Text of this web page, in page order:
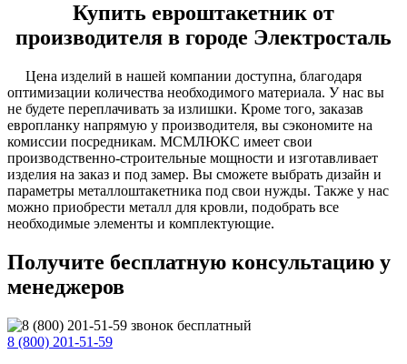
Купить евроштакетник от
производителя в городе Электросталь
Цена изделий в нашей компании доступна, благодаря
оптимизации количества необходимого материала. У нас вы
не будете переплачивать за излишки. Кроме того, заказав
европланку напрямую у производителя, вы сэкономите на
комиссии посредникам. МСМЛЮКС имеет свои
производственно-строительные мощности и изготавливает
изделия на заказ и под замер. Вы сможете выбрать дизайн и
параметры металлоштакетника под свои нужды. Также у нас
можно приобрести металл для кровли, подобрать все
необходимые элементы и комплектующие.
Получите бесплатную консультацию у
менеджеров
8 (800) 201-51-59